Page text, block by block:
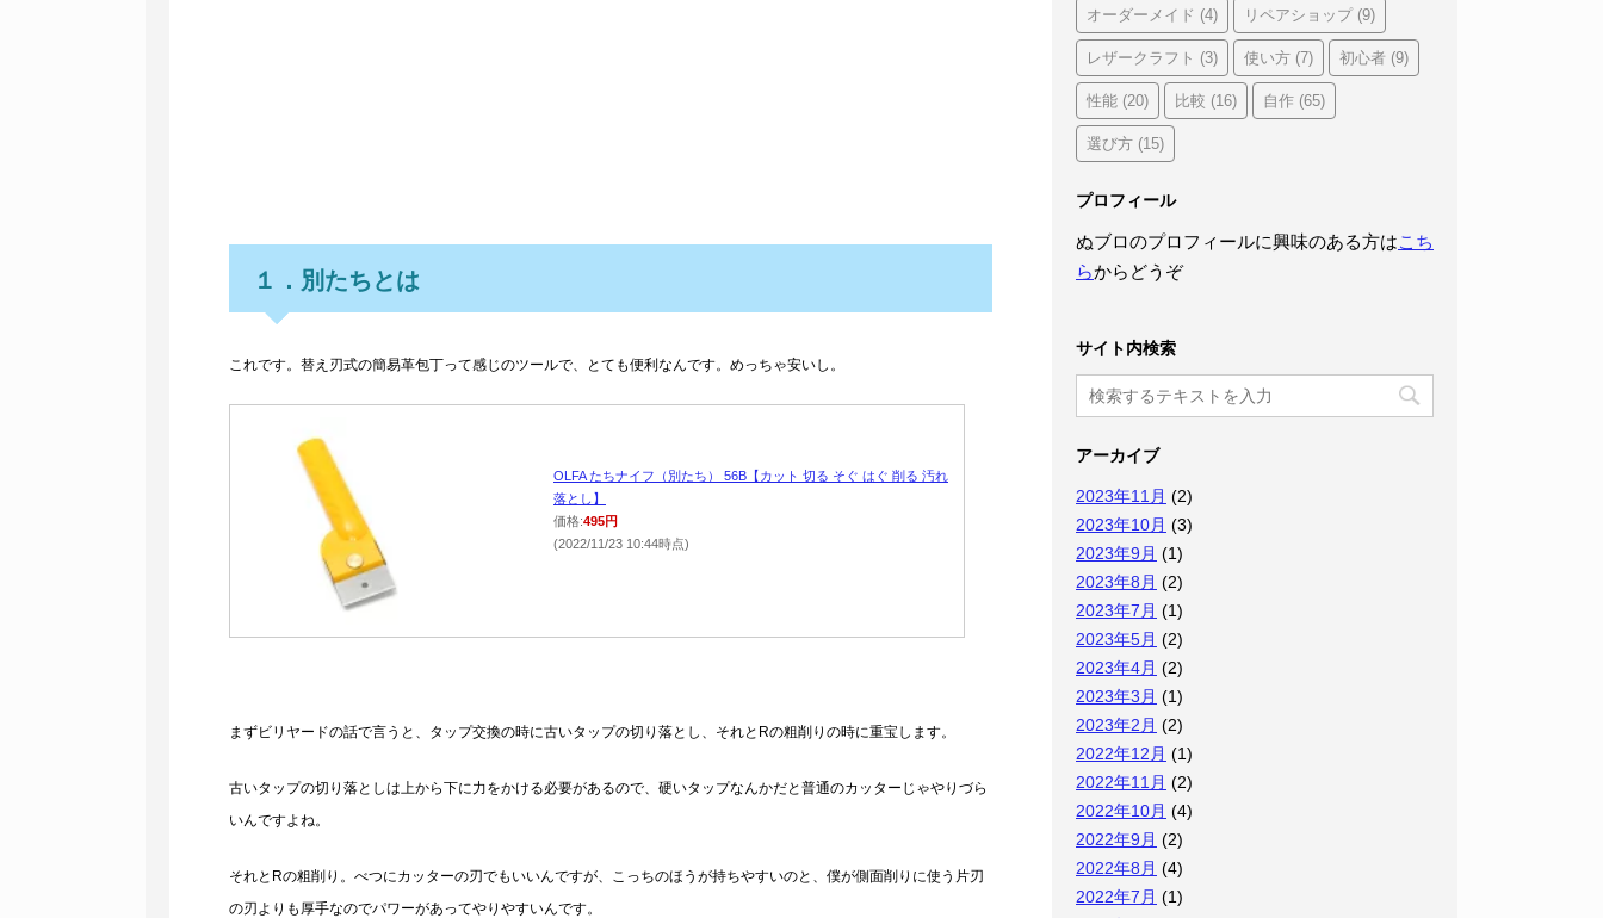
１．別たちとは
これです。替え刃式の簡易革包丁って感じのツールで、とても便利なんです。めっちゃ安いし。
OLFA たちナイフ（別たち） 56B【カット 切る そぐ はぐ 削る 汚れ
落とし】
価格:495円
(2022/11/23 10:44時点)
まずビリヤードの話で言うと、タップ交換の時に古いタップの切り落とし、それとRの粗削りの時に重宝します。
古いタップの切り落としは上から下に力をかける必要があるので、硬いタップなんかだと普通のカッターじゃやりづら
いんですよね。
それとRの粗削り。べつにカッターの刃でもいいんですが、こっちのほうが持ちやすいのと、僕が側面削りに使う片刃
の刃よりも厚手なのでパワーがあってやりやすいんです。
オーダーメイド (4) リペアショップ(9)
レザークラフト (3) 使い方 (7) 初心者 (9)
性能 (20) 比較 (16) 自作 (65)
選び方 (15)
プロフィール
ぬブロのプロフィールに興味のある方はこち
らからどうぞ
サイト内検索
アーカイブ
2023年11月 (2)
2023年10月 (3)
2023年9月 (1)
2023年8月 (2)
2023年7月 (1)
2023年5月 (2)
2023年4月 (2)
2023年3月 (1)
2023年2月 (2)
2022年12月 (1)
2022年11月 (2)
2022年10月 (4)
2022年9月 (2)
2022年8月 (4)
2022年7月 (1)